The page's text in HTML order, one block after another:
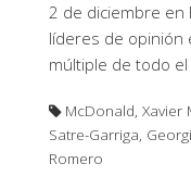
2 de diciembre en
líderes de opinión
múltiple de todo
McDonald, Xavier
Satre-Garriga,
Romero